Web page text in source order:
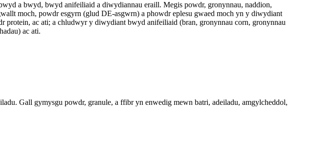
a bwyd, bwyd anifeiliaid a diwydiannau eraill. Megis powdr, gronynnau, naddion,
moch, powdr esgyrn (glud DE-asgwrn) a phowdr eplesu gwaed moch yn y diwydiant
ac ati; a chludwyr y diwydiant bwyd anifeiliaid (bran, gronynnau corn, gronynnau
ac ati.
Gall gymysgu powdr, granule, a ffibr yn enwedig mewn batri, adeiladu, amgylcheddol,